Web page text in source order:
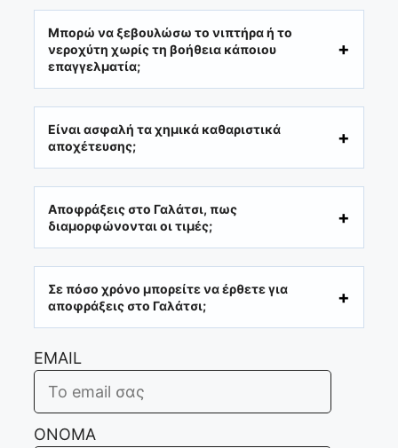
Μπορώ να ξεβουλώσω το νιπτήρα ή το
νεροχύτη χωρίς τη βοήθεια κάποιου
επαγγελματία;
Είναι ασφαλή τα χημικά καθαριστικά
αποχέτευσης;
Αποφράξεις στο Γαλάτσι, πως
διαμορφώνονται οι τιμές;
Σε πόσο χρόνο μπορείτε να έρθετε για
αποφράξεις στο Γαλάτσι;
EMAIL
ΟΝΟΜΑ